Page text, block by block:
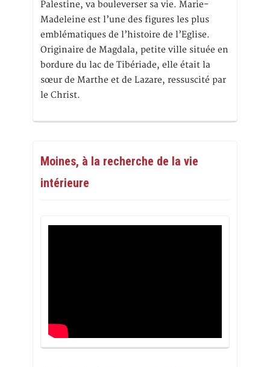
Palestine, va bouleverser sa vie. Marie-
Madeleine est l’une des figures les plus
emblématiques de l’histoire de l’Eglise.
Originaire de Magdala, petite ville située en
bordure du lac de Tibériade, elle était la
sœur de Marthe et de Lazare, ressuscité par
le Christ.
Moines, à la recherche de la vie
intérieure